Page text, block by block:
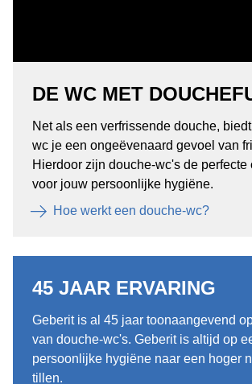
DE WC MET
Net als een verfrissende douche,
wc je een ongeëvenaard gevoel van
Hierdoor zijn douche-wc's de perfecte
voor jouw persoonlijke hygiëne.
Hoe werkt een douche-wc?
45 JAAR ERVARING
Geberit is al 45 jaar toonaangevend
van douche-wc's. Geberit is altijd op
persoonlijke hygiëne naar een hoger
tillen.